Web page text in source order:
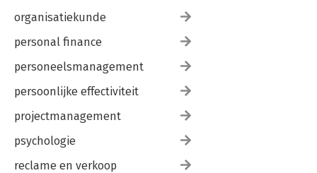
organisatiekunde
personal finance
personeelsmanagement
persoonlijke effectiviteit
projectmanagement
psychologie
reclame en verkoop